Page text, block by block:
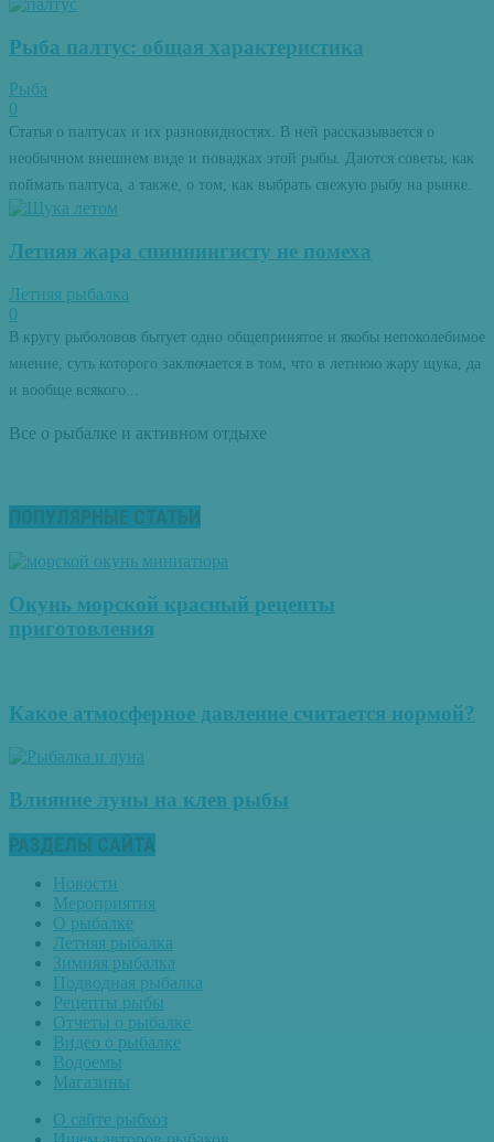
Рыба палтус: общая характеристика
Рыба
0
Статья о палтусах и их разновидностях. В ней рассказывается о
необычном внешнем виде и повадках этой рыбы. Даются советы, как
поймать палтуса, а также, о том, как выбрать свежую рыбу на рынке.
Летняя жара спиннингисту не помеха
Летняя рыбалка
0
В кругу рыболовов бытует одно общепринятое и якобы непоколебимое
мнение, суть которого заключается в том, что в летнюю жару щука, да
и вообще всякого...
Все о рыбалке и активном отдыхе
ПОПУЛЯРНЫЕ СТАТЬИ
Окунь морской красный рецепты
приготовления
Какое атмосферное давление считается нормой?
Влияние луны на клев рыбы
РАЗДЕЛЫ САЙТА
Новости
Мероприятия
О рыбалке
Летняя рыбалка
Зимняя рыбалка
Подводная рыбалка
Рецепты рыбы
Отчеты о рыбалке
Видео о рыбалке
Водоемы
Магазины
О сайте рыбхоз